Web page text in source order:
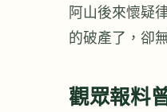
阿山後來懷疑
的破產了，卻
觀眾報料